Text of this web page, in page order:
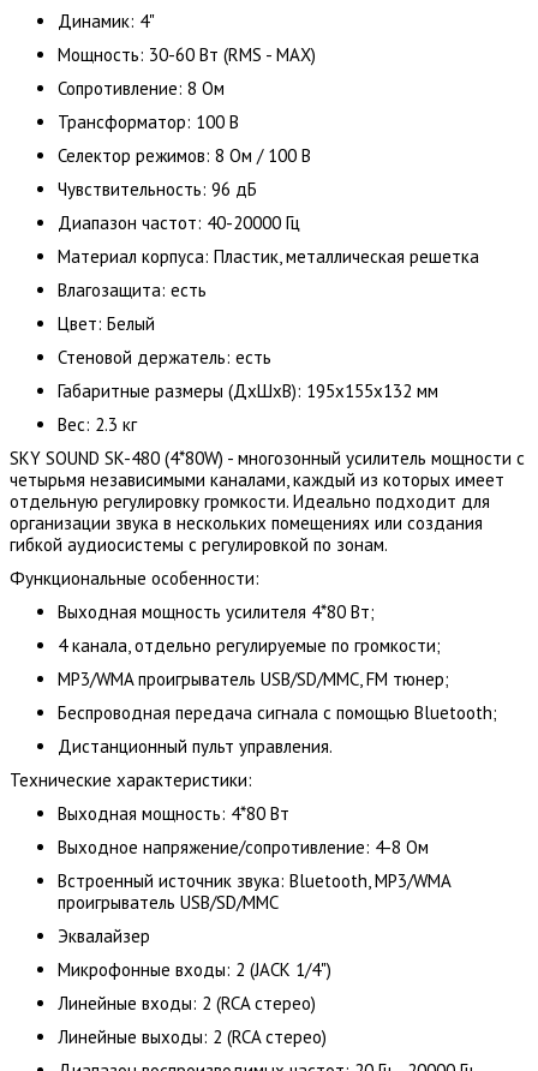
Динамик: 4"
Мощность: 30-60 Вт (RMS - MAX)
Сопротивление: 8 Ом
Трансформатор: 100 В
Селектор режимов: 8 Ом / 100 В
Чувствительность: 96 дБ
Диапазон частот: 40-20000 Гц
Материал корпуса: Пластик, металлическая решетка
Влагозащита: есть
Цвет: Белый
Стеновой держатель: есть
Габаритные размеры (ДхШхВ): 195х155х132 мм
Вес: 2.3 кг
SKY SOUND SK-480 (4*80W) - многозонный усилитель мощности с
четырьмя независимыми каналами, каждый из которых имеет
отдельную регулировку громкости. Идеально подходит для
организации звука в нескольких помещениях или создания
гибкой аудиосистемы с регулировкой по зонам.
Функциональные особенности:
Выходная мощность усилителя 4*80 Вт;
4 канала, отдельно регулируемые по громкости;
MP3/WMA проигрыватель USB/SD/MMC, FM тюнер;
Беспроводная передача сигнала с помощью Bluetooth;
Дистанционный пульт управления.
Технические характеристики:
Выходная мощность: 4*80 Вт
Выходное напряжение/сопротивление: 4-8 Ом
Встроенный источник звука: Bluetooth, MP3/WMA
проигрыватель USB/SD/MMC
Эквалайзер
Микрофонные входы: 2 (JACK 1/4")
Линейные входы: 2 (RCA стерео)
Линейные выходы: 2 (RCA стерео)